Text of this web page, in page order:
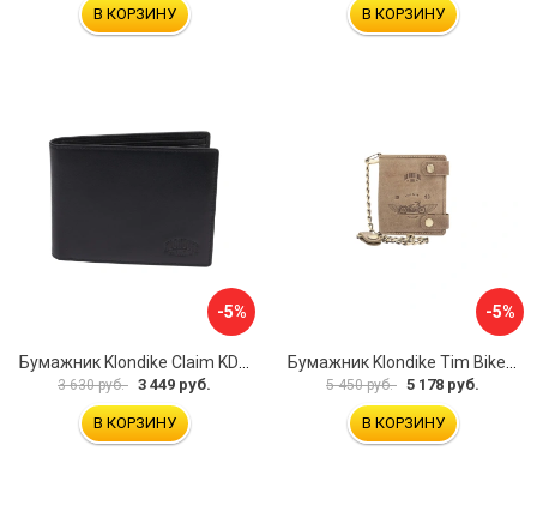
В КОРЗИНУ В КОРЗИНУ
-5%
3 630 руб. 3 449 руб.
В КОРЗИНУ
-5%
5 450 руб. 5 178 руб.
В КОРЗИНУ